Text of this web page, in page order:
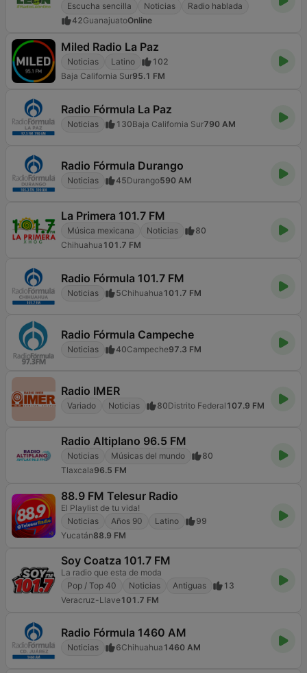
Escucha sencilla
Noticias
Radio hablada
42GuanajuatoOnline
Miled Radio La Paz
Noticias Latino
102
Baja California Sur95.1 FM
Radio Fórmula La Paz
Noticias 130Baja California Sur790 AM
Radio Fórmula Durango
Noticias 45Durango590 AM
La Primera 101.7 FM
Música mexicana Noticias
80
Chihuahua 101.7 FM
Radio Fórmula 101.7 FM
Noticias 5Chihuahua 101.7 FM
Radio Fórmula Campeche
Noticias 40Campeche97.3 FM
Radio IMER
Variado Noticias 80Distrito Federal 107.9 FM
Radio Altiplano 96.5 FM
Noticias Músicas del mundo
80
Tlaxcala96.5 FM
88.9 FM Telesur Radio
El Playlist de tu vida!
Noticias
Años 90 Latino
99
Yucatán88.9 FM
Soy Coatza 101.7 FM
La radio que esta de moda
Pop / Top 40
Noticias Antiguas
13
Veracruz-Llave101.7 FM
Radio Fórmula 1460 AM
Noticias 6Chihuahua 1460 AM